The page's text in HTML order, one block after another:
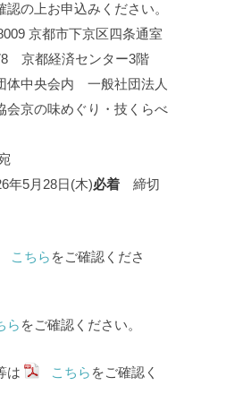
の上お申込みください。
京都市下京区四条通室
京都経済センター3階
体中央会内 一般社団法人
会京の味めぐり・技くらべ
年5月28日(木)必着 締切
こちら をご確認くださ
ら をご確認ください。
は こちら をご確認く